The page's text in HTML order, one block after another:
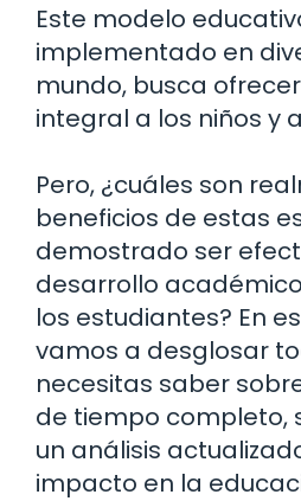
Este modelo
implementado en
mundo, busca
integral a los niños y
Pero, ¿cuáles son
beneficios de estas
demostrado ser
desarrollo
los estudiantes? En
vamos a desglosar
necesitas saber
de tiempo completo,
un análisis
impacto en la